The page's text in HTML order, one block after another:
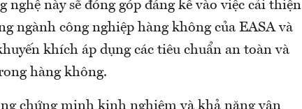
này sẽ đóng góp đáng kể vào việc cải thiện
ngành công nghiệp hàng không của EASA và
khích áp dụng các tiêu chuẩn an toàn và
hàng không.
chứng minh kinh nghiệm và khả năng vận